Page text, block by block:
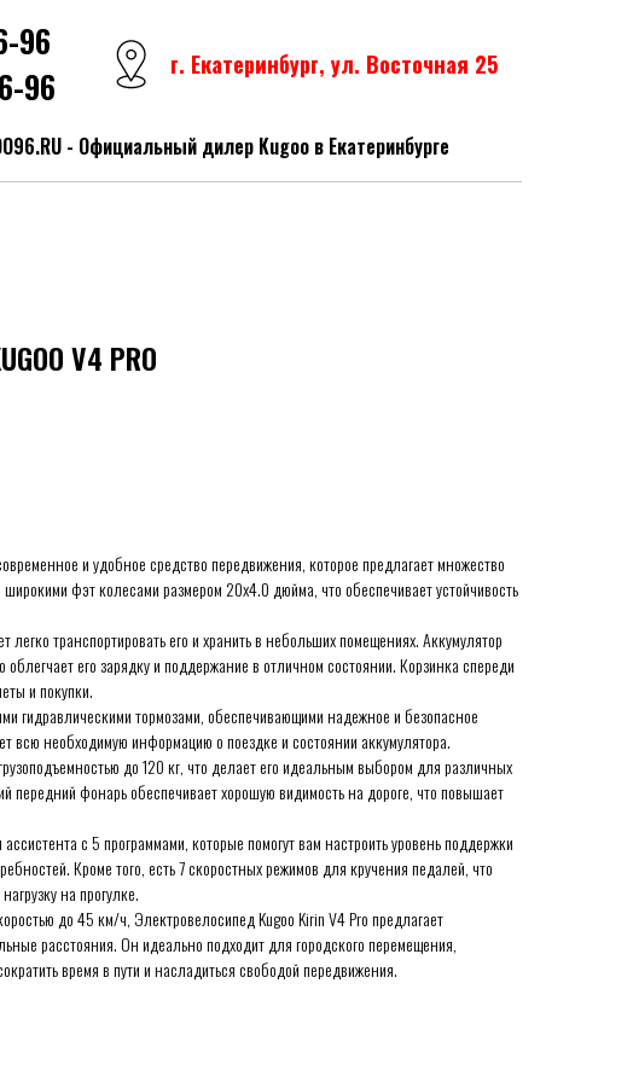
96
96
г. Екатеринбург, ул. Восточная 25
- Официальный дилер Kugoo в Екатеринбурге
V4 PRO
и удобное средство передвижения, которое предлагает множество
фэт колесами размером 20x4.0 дюйма, что обеспечивает устойчивость
легко транспортировать его и хранить в небольших помещениях. Аккумулятор
его зарядку и поддержание в отличном состоянии. Корзинка спереди
и покупки.
гидравлическими тормозами, обеспечивающими надежное и безопасное
всю необходимую информацию о поездке и состоянии аккумулятора.
до 120 кг, что делает его идеальным выбором для различных
передний фонарь обеспечивает хорошую видимость на дороге, что повышает
с 5 программами, которые помогут вам настроить уровень поддержки
Кроме того, есть 7 скоростных режимов для кручения педалей, что
на прогулке.
до 45 км/ч, Электровелосипед Kugoo Kirin V4 Pro предлагает
расстояния. Он идеально подходит для городского перемещения,
время в пути и насладиться свободой передвижения.